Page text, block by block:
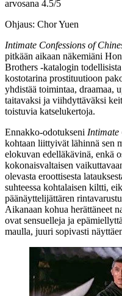
arvosana 4.5/5
Ohjaus: Chor Yuen
Intimate Confessions of
pitkään aikaan näkemiäni
Brothers ‑katalogin
kostotarina prostituutioon
yhdistää toimintaa, draamaa,
taitavaksi ja viihdyttäväksi
toistuvia katselukertoja.
Ennakko-odotukseni Intimate
kohtaan liittyivät lähinnä sen
elokuvan edelläkävinä, enkä
kokonaisvaltaisen
olevasta eroottisesta
suhteessa kohtalaisen kiltti,
päänäyttelijättären
Aikanaan kohua herättäneet
ovat sensuelleja ja
maulla, juuri sopivasti